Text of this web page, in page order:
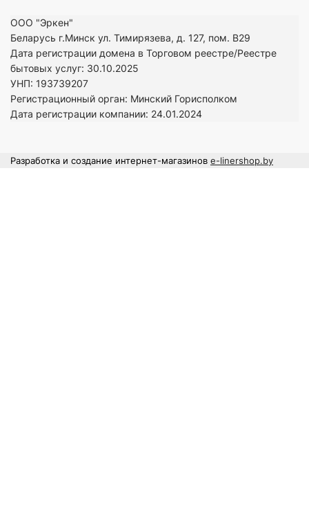
ООО "Эркен"
Беларусь г.Минск ул. Тимирязева, д. 127, пом. В29
Дата регистрации домена в Торговом реестре/Реестре
бытовых услуг: 30.10.2025
УНП: 193739207
Регистрационный орган: Минский Горисполком
Дата регистрации компании: 24.01.2024
Разработка и создание интернет-магазинов e-linershop.by